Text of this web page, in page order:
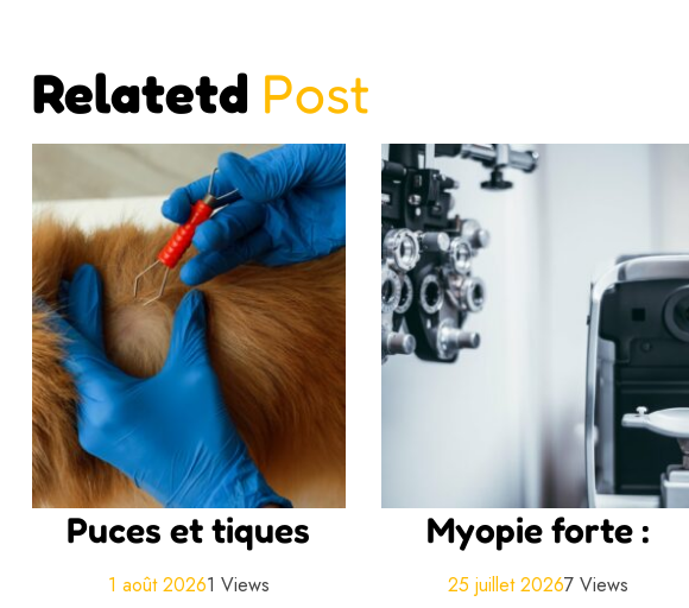
Relatetd Post
Puces et tiques
1 août 20261 Views
Myopie forte :
25 juillet 20267 Views